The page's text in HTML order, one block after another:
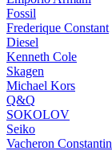
Fossil
Frederique Constant
Diesel
Kenneth Cole
Skagen
Michael Kors
Q&Q
SOKOLOV
Seiko
Vacheron Constantin